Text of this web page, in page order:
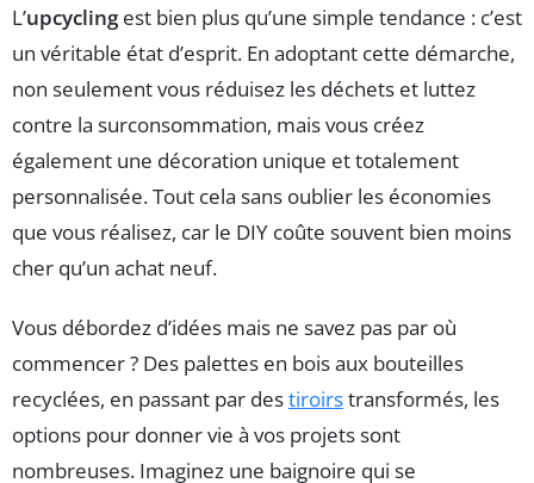
L’upcyclingest bien plus qu’une simple tendance : c’est
un véritable état d’esprit. En adoptant cette démarche,
non seulement vous réduisez les déchets et luttez
contre la surconsommation, mais vous créez
également une décoration unique et totalement
personnalisée. Tout cela sans oublier les économies
que vous réalisez, car le DIY coûte souvent bien moins
cher qu’un achat neuf.
Vous débordez d’idées mais ne savez pas par où
commencer ? Des palettes en bois aux bouteilles
recyclées, en passant par destiroirstransformés, les
options pour donner vie à vos projets sont
nombreuses. Imaginez une baignoire qui se